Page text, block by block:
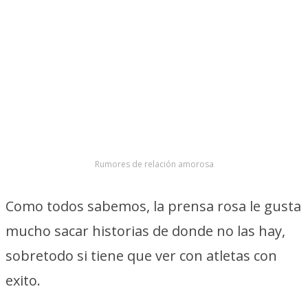
Rumores de relación amorosa
Como todos sabemos, la prensa rosa le gusta
mucho sacar historias de donde no las hay,
sobretodo si tiene que ver con atletas con
exito.